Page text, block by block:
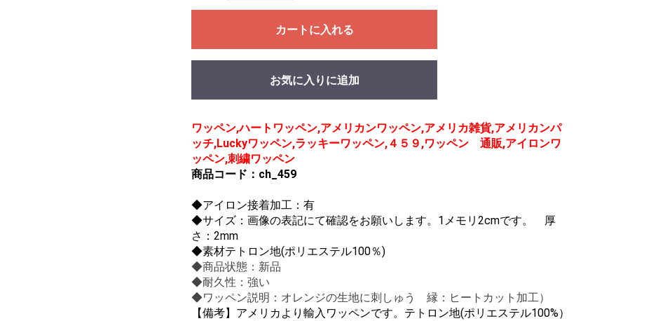
カートに入れる
お気に入りに追加
ワッペン,ハートワッペン,アメリカンワッペン,アメリカ雑貨,アメリカンパ
ッチ,Luckyワッペン,ラッキーワッペン,４５９,ワッペン 通販,アイロンワ
ッペン,刺繍ワッペン
商品コード：ch_459
◆アイロン接着加工：有
◆サイズ：画像の表記にて確認をお願いします。1メモリ2cmです。 厚
さ：2mm
◆素材テトロン地(ポリエステル100％)
◆商品状態：新品
◆耐久性：強い
◆ワッペン説明：オレンジの生地に刺しゅう 縁：ヒートカット加工）
【備考】 アメリカより輸入ワッペンです。テトロン地(ポリエステル100%）